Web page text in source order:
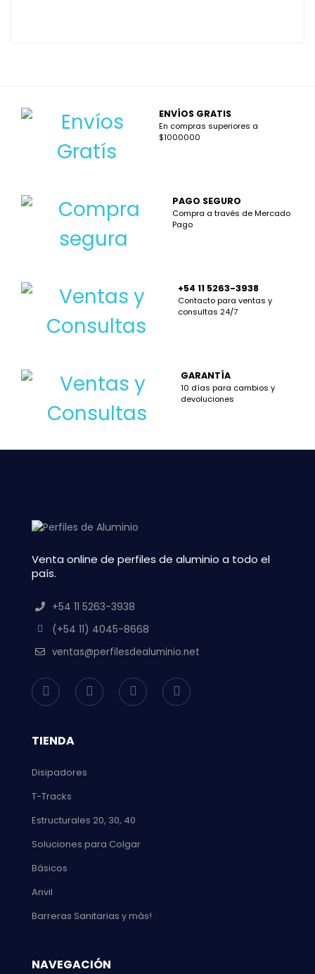
ENVÍOS GRATIS
En compras superiores a
$1000000
PAGO SEGURO
Compra a través de Mercado
Pago
+54 11 5263-3938
Contacto para ventas y
consultas 24/7
GARANTÍA
10 días para cambios y
devoluciones
Venta online de perfiles de aluminio a todo el
país.
+54 11 5263-3938
(+54 11) 4045-8668
ventas@perfilesdealuminio.net
TIENDA
Disipadores
T-Tracks
Estructurales 20, 30, 40
Soluciones para Colgar
Básicos
Anvil
Barreras Sanitarias y más!
NAVEGACIÓN